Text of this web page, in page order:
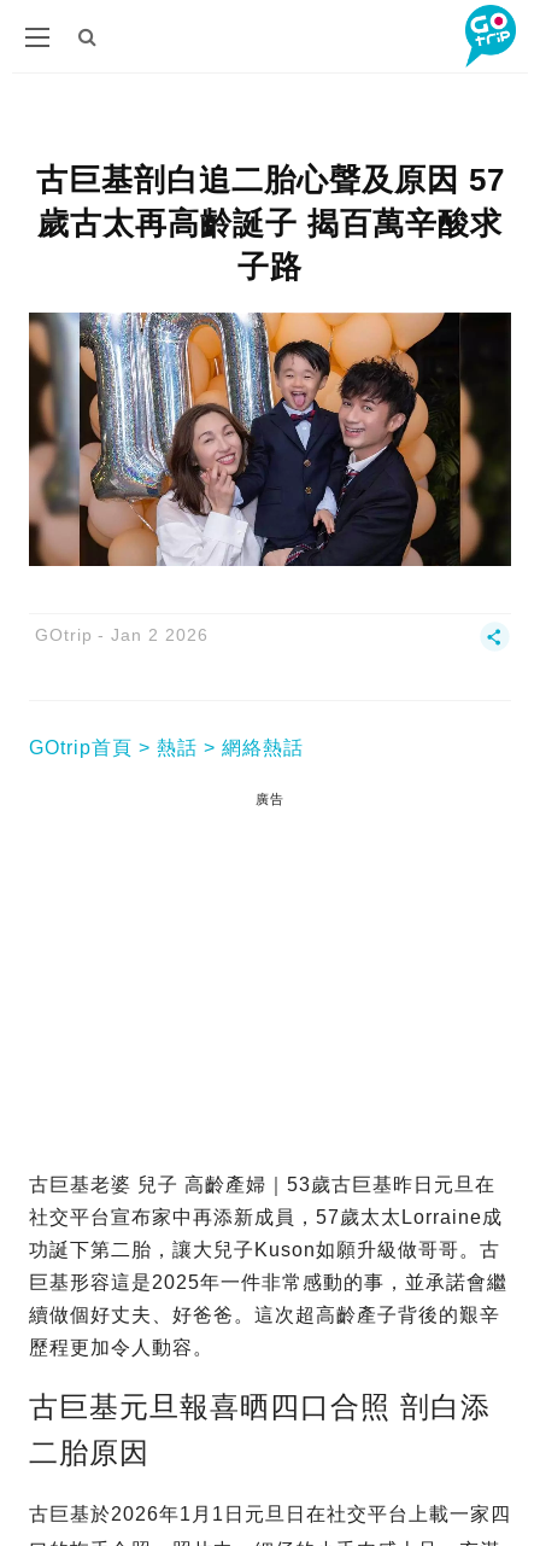
古巨基剖白追二胎心聲及原因 57
歲古太再高齡誕子 揭百萬辛酸求
子路
GOtrip Jan 2 2026
GOtrip首頁 熱話 網絡熱話
廣告
古巨基老婆 兒子 高齡產婦｜53歲古巨基昨日元旦在
社交平台宣布家中再添新成員，57歲太太Lorraine成
功誕下第二胎，讓大兒子Kuson如願升級做哥哥。古
巨基形容這是2025年一件非常感動的事，並承諾會繼
續做個好丈夫、好爸爸。這次超高齡產子背後的艱辛
歷程更加令人動容。
古巨基元旦報喜晒四口合照 剖白添
二胎原因
古巨基於2026年1月1日元旦日在社交平台上載一家四